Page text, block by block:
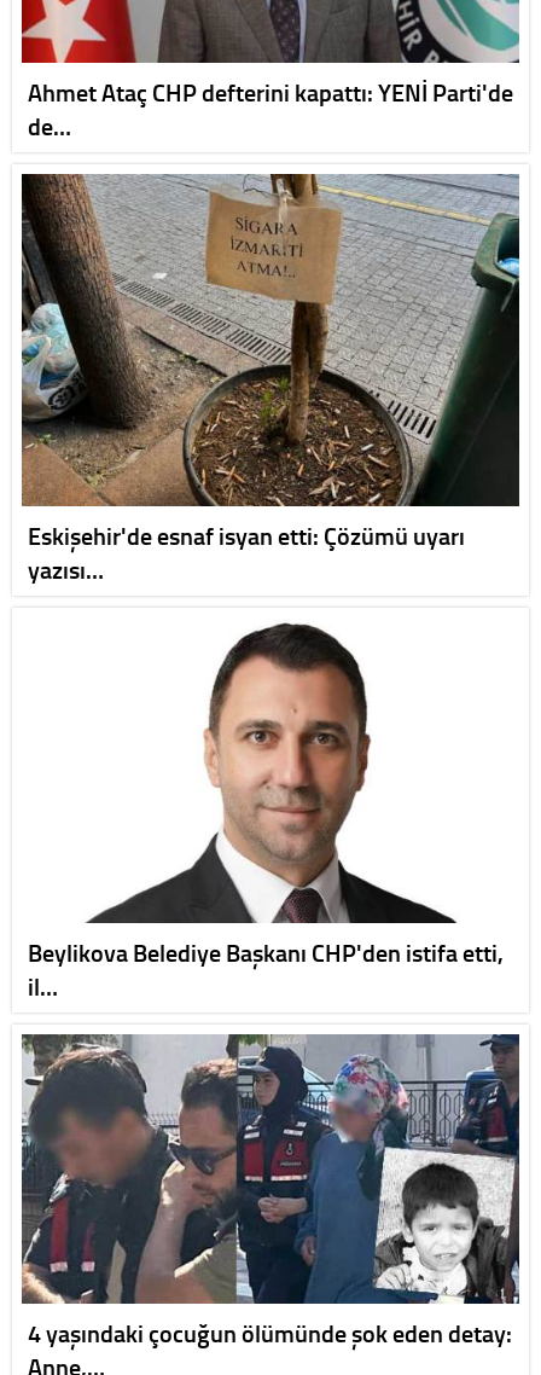
Ahmet Ataç CHP defterini kapattı: YENİ Parti'de
de…
Eskişehir'de esnaf isyan etti: Çözümü uyarı
yazısı…
Beylikova Belediye Başkanı CHP'den istifa etti,
il…
4 yaşındaki çocuğun ölümünde şok eden detay:
Anne,…